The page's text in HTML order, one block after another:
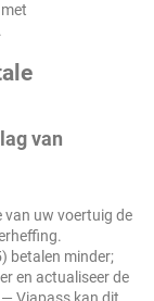
van
van uw voertuig de
betalen minder;
en actualiseer de